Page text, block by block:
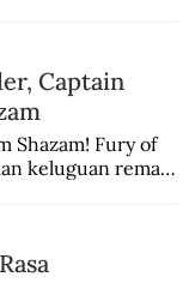
tak pernah
Captain
Shazam! Fury of
keluguan remaja